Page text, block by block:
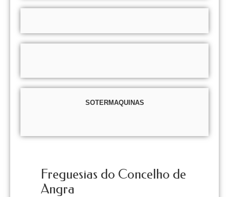
SOTERMAQUINAS
Freguesias do Concelho de
Angra